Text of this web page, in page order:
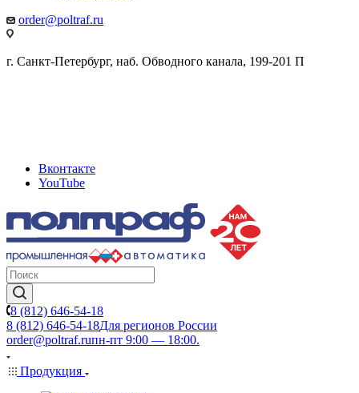
order@poltraf.ru
г. Санкт-Петербург, наб. Обводного канала, 199-201 П
Вконтакте
YouTube
8 (812) 646-54-18
8 (812) 646-54-18Для регионов России
order@poltraf.ruпн-пт 9:00 — 18:00.
Продукция